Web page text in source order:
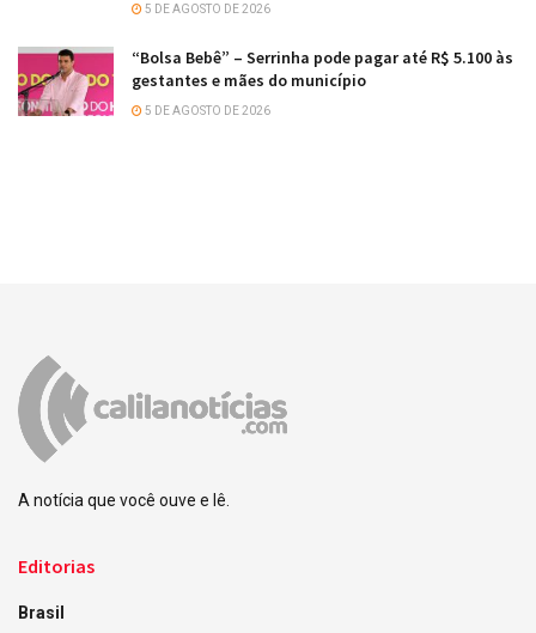
5 DE AGOSTO DE 2026
“Bolsa Bebê” – Serrinha pode pagar até R$ 5.100 às
gestantes e mães do município
5 DE AGOSTO DE 2026
A notícia que você ouve e lê.
Editorias
Brasil